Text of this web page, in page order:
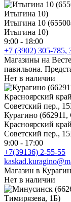
Итыгина 10
Итыгина 10)
9:00 - 18:00
+7 (3902) 305-785,
Магазины на
павильона.
Нет в наличии
Курагино
Красноярский
Советский пер.,
9:00 - 17:00
+7(39136) 2-55-55
Магазин в
Нет в наличии